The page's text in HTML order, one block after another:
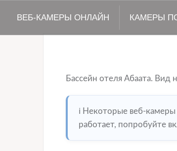
ВЕБ-КАМЕРЫ ОНЛАЙН КАМЕРЫ
Бассейн отеля Абаата. Вид
ℹ️ Некоторые веб-
работает, попробуйте